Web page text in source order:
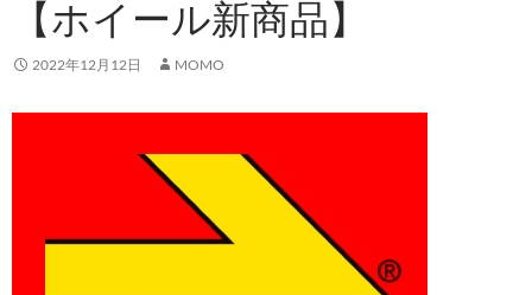
【ホイール新商品】
2022年12月12日 MOMO